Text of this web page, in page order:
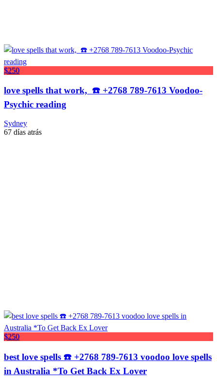
$250
love spells that work, ☎️ +2768 789-7613 Voodoo-
Psychic reading
Sydney
67 días atrás
$250
best love spells ☎️ +2768 789-7613 voodoo love spells
in Australia *To Get Back Ex Lover